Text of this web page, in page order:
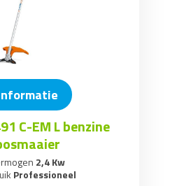
C-EM L benzine
2,4 Kw
Professioneel